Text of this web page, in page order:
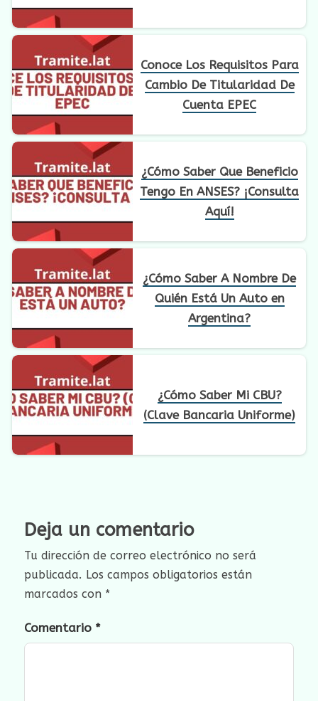
Conoce Los Requisitos Para
Cambio De Titularidad De
Cuenta EPEC
¿Cómo Saber Que Beneficio
Tengo En ANSES? ¡Consulta
Aquí!
¿Cómo Saber A Nombre De
Quién Está Un Auto en
Argentina?
¿Cómo Saber Mi CBU?
(Clave Bancaria Uniforme)
Deja un comentario
Tu dirección de correo electrónico no será
publicada. Los campos obligatorios están
marcados con *
Comentario *